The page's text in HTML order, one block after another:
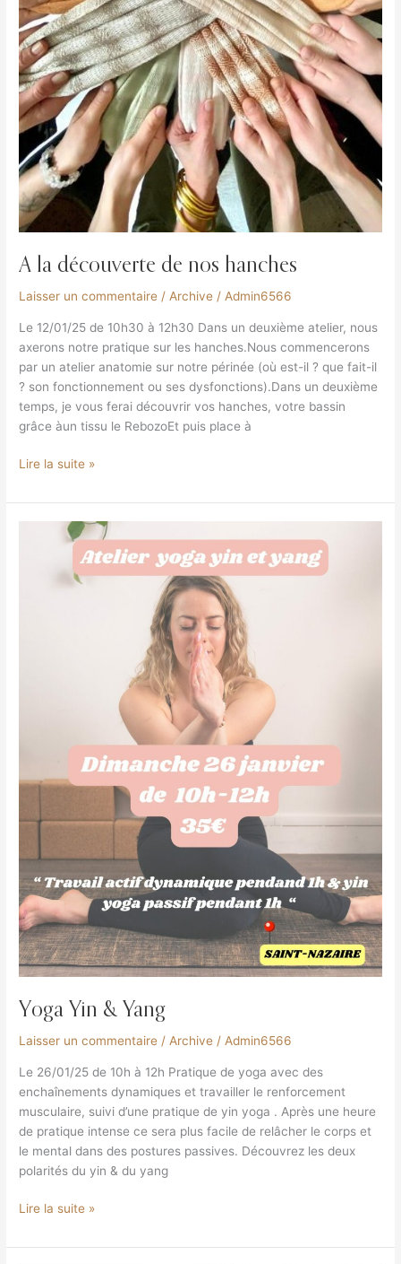
A la découverte de nos hanches
Laisser un commentaire / Archive / Admin6566
Le 12/01/25 de 10h30 à 12h30 Dans un deuxième atelier, nous
axerons notre pratique sur les hanches.Nous commencerons
par un atelier anatomie sur notre périnée (où est-il ? que fait-il
? son fonctionnement ou ses dysfonctions).Dans un deuxième
temps, je vous ferai découvrir vos hanches, votre bassin
grâce àun tissu le RebozoEt puis place à
Lire la suite »
Yoga Yin & Yang
Laisser un commentaire / Archive / Admin6566
Le 26/01/25 de 10h à 12h Pratique de yoga avec des
enchaînements dynamiques et travailler le renforcement
musculaire, suivi d’une pratique de yin yoga . Après une heure
de pratique intense ce sera plus facile de relâcher le corps et
le mental dans des postures passives. Découvrez les deux
polarités du yin & du yang
Lire la suite »